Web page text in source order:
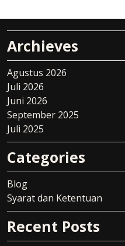
Archieves
Agustus 2026
Juli 2026
Juni 2026
September 2025
Juli 2025
Categories
Blog
Syarat dan Ketentuan
Recent Posts